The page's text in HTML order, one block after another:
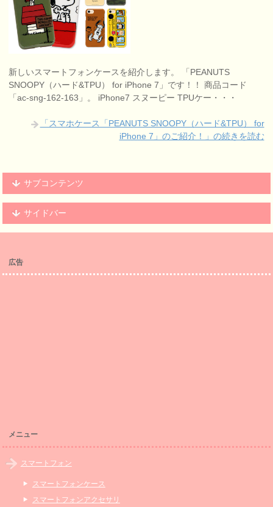
新しいスマートフォンケースを紹介します。 「PEANUTS
SNOOPY（ハード&TPU） for iPhone 7」です！！ 商品コード
「ac-sng-162-163」。 iPhone7 スヌーピー TPUケー・・・
「スマホケース「PEANUTS SNOOPY（ハード&TPU） for
iPhone 7」のご紹介！」の続きを読む
サブコンテンツ
サイドバー
広告
メニュー
スマートフォン
スマートフォンケース
スマートフォンアクセサリ